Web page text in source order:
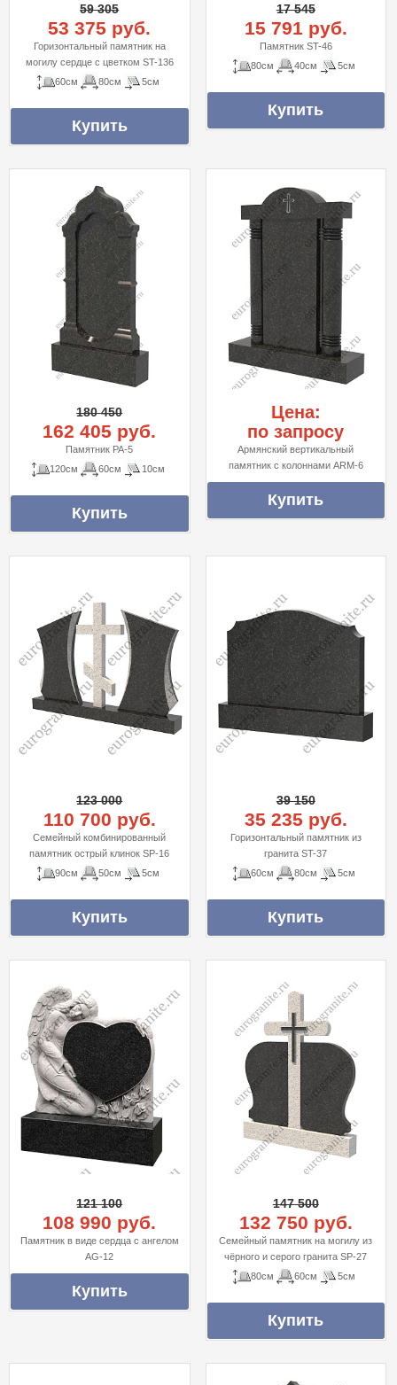
59 305
53 375 руб.
Горизонтальный памятник на
могилу сердце с цветком ST-136
60см
80см 5см
17 545
15 791 руб.
Памятник ST-46
80см
40см 5см
180 450
162 405 руб.
Памятник PA-5
120см
60см 10см
Цена:
по запросу
Армянский вертикальный
памятник с колоннами ARM-6
123 000
110 700 руб.
Семейный комбинированный
памятник острый клинок SP-16
90см
50см 5см
39 150
35 235 руб.
Горизонтальный памятник из
гранита ST-37
60см
80см 5см
121 100
108 990 руб.
Памятник в виде сердца с ангелом
AG-12
147 500
132 750 руб.
Cемейный памятник на могилу из
чёрного и серого гранита SP-27
80см
60см 5см